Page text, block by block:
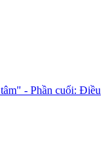
- Phần cuối: Điều